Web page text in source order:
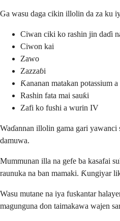
Ga wasu daga cikin illolin da za ku
Ciwan ciki ko rashin jin daɗi
Ciwon kai
Zawo
Zazzaɓi
Ƙananan matakan potassium
Rashin fata mai sauƙi
Zafi ko fushi a wurin IV
Waɗannan illolin gama gari
damuwa.
Mummunan illa na gefe ba kasafai
raunuka na ban mamaki. Ƙungiyar
Wasu mutane na iya fuskantar
magunguna don taimakawa wajen